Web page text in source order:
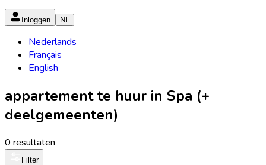
Inloggen NL
Nederlands
Français
English
appartement te huur in Spa (+
deelgemeenten)
0 resultaten
Filter